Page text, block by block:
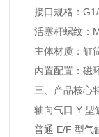
接口规格：
活塞杆螺纹：
主体材质：缸
内置配置：磁
三、产品核心
轴向气口 Y 型
普通 E/F 型气